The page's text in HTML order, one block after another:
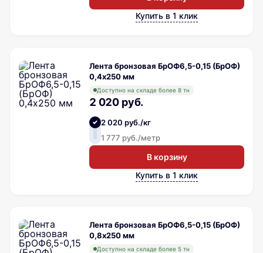
Купить в 1 клик
Лента бронзовая БрОФ6,5-0,15 (БрОФ)
0,4х250 мм
Доступно на складе более 8 тн
2 020 руб.
2 020 руб./кг
1 777 руб./метр
В корзину
Купить в 1 клик
Лента бронзовая БрОФ6,5-0,15 (БрОФ)
0,8х250 мм
Доступно на складе более 5 тн